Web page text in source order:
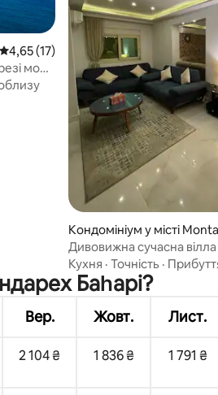
Середня оцінка: 4,65 з 5, відгуки: 17
4,65 (17)
моря
Кондомініум у місті
Дивовижна сучасна
садом-оазою
Кухня · Точність ·
Баһарі?
Вер. Жовт. Лист.
2 104 ₴ 1 836 ₴ 1 791 ₴